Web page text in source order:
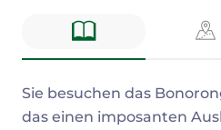
Beschreibung
Sie besuchen das
das einen imposanten